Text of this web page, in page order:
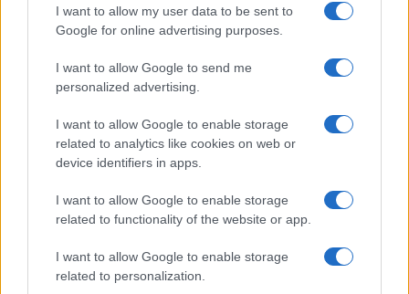
I want to allow my user data to be sent to
Google for online advertising purposes.
I want to allow Google to send me
personalized advertising.
I want to allow Google to enable storage
related to analytics like cookies on web or
device identifiers in apps.
I want to allow Google to enable storage
related to functionality of the website or app.
I want to allow Google to enable storage
related to personalization.
RECENSIONI TECH
Workflow di laboratorio per test fotografici e video
replicabili